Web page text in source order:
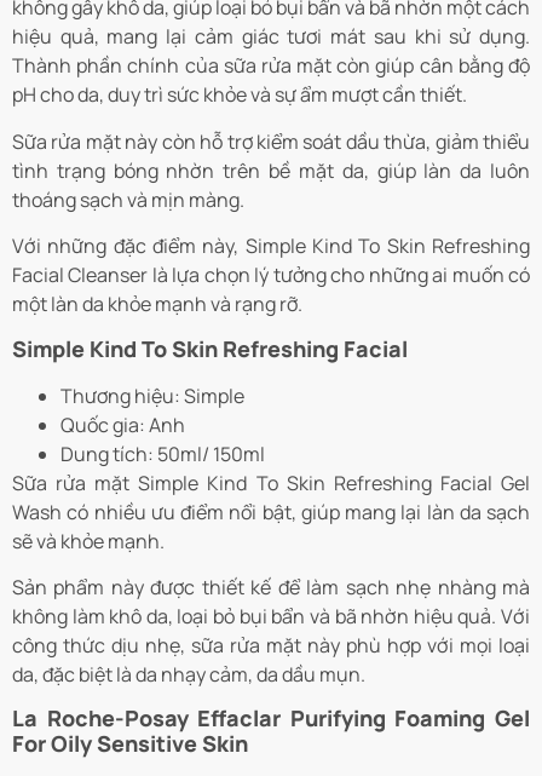
không gây khô da, giúp loại bỏ bụi bẩn và bã nhờn một cách
hiệu quả, mang lại cảm giác tươi mát sau khi sử dụng.
Thành phần chính của sữa rửa mặt còn giúp cân bằng độ
pH cho da, duy trì sức khỏe và sự ẩm mượt cần thiết.
Sữa rửa mặt này còn hỗ trợ kiểm soát dầu thừa, giảm thiểu
tình trạng bóng nhờn trên bề mặt da, giúp làn da luôn
thoáng sạch và mịn màng.
Với những đặc điểm này, Simple Kind To Skin Refreshing
Facial Cleanser là lựa chọn lý tưởng cho những ai muốn có
một làn da khỏe mạnh và rạng rỡ.
Simple Kind To Skin Refreshing Facial
Thương hiệu: Simple
Quốc gia: Anh
Dung tích: 50ml/ 150ml
Sữa rửa mặt Simple Kind To Skin Refreshing Facial Gel
Wash có nhiều ưu điểm nổi bật, giúp mang lại làn da sạch
sẽ và khỏe mạnh.
Sản phẩm này được thiết kế để làm sạch nhẹ nhàng mà
không làm khô da, loại bỏ bụi bẩn và bã nhờn hiệu quả. Với
công thức dịu nhẹ, sữa rửa mặt này phù hợp với mọi loại
da, đặc biệt là da nhạy cảm, da dầu mụn.
La Roche-Posay Effaclar Purifying Foaming Gel
For Oily Sensitive Skin